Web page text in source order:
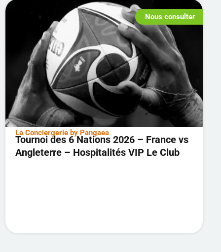
Nous consulter
La Conciergerie by Pangaea
Tournoi des 6 Nations 2026 – France vs
Angleterre – Hospitalités VIP Le Club